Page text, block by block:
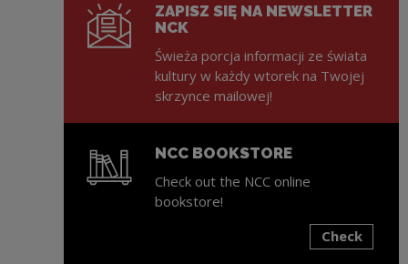
ZAPISZ SIĘ NA NEWSLETTER
NCK
Świeża porcja informacji ze świata
kultury w każdy wtorek na Twojej
skrzynce mailowej!
NCC BOOKSTORE
Check out the NCC online
bookstore!
Check